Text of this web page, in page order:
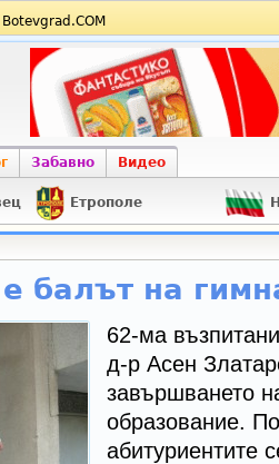
Забавно Видео
Етрополе
балът на
62-ма
д-р Асен
завършването
образование.
абитуриентите